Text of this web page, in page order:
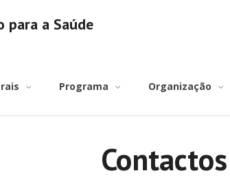
para a Saúde
Programa Organização
Contactos